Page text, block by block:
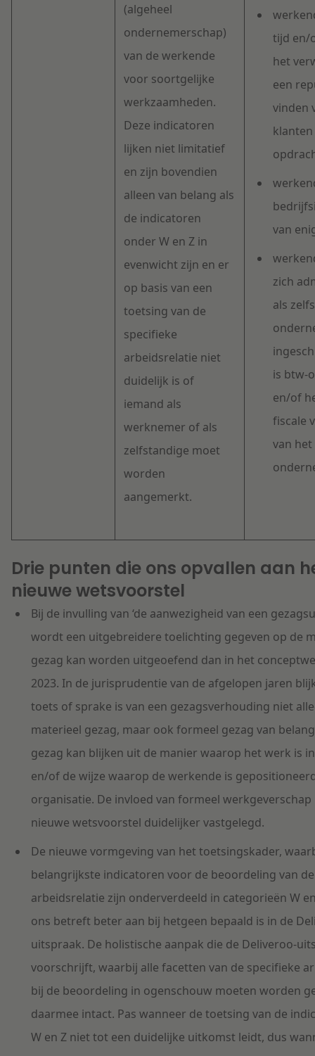
(algeheel
ondernemerschap)
van de werkende
voor soortgelijke
werkzaamheden.
Deze indicatoren
lijken niet limitatief
en zijn bovendien
alleen van belang als
de indicatoren
onder W en Z in
evenwicht zijn en er
op basis van een
toetsing van de
specifieke
arbeidsrelatie niet
duidelijk is of
iemand als
werknemer of als
zelfstandige moet
worden
aangemerkt.
tijd en/
het
een
vinden
van
zich
als
is btw-
en/of
fiscale
van het
Drie punten die ons opvallen aan
nieuwe wetsvoorstel
Bij de invulling van ‘de aanwezigheid van een
wordt een uitgebreidere toelichting gegeven op de
gezag kan worden uitgeoefend dan in het
2023. In de jurisprudentie van de afgelopen jaren
toets of sprake is van een gezagsverhouding niet
materieel gezag, maar ook formeel gezag van
gezag kan blijken uit de manier waarop het werk is
en/of de wijze waarop de werkende is
organisatie. De invloed van formeel werkgeverschap
nieuwe wetsvoorstel duidelijker vastgelegd.
De nieuwe vormgeving van het toetsingskader,
belangrijkste indicatoren voor de beoordeling van de
arbeidsrelatie zijn onderverdeeld in categorieën W
ons betreft beter aan bij hetgeen bepaald is in de
uitspraak. De holistische aanpak die de Deliveroo-
voorschrijft, waarbij alle facetten van de specifieke
bij de beoordeling in ogenschouw moeten worden
daarmee intact. Pas wanneer de toetsing van de
W en Z niet tot een duidelijke uitkomst leidt, dus